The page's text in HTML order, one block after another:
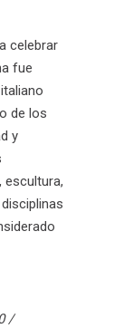
celebrar
fue
de los
y
escultura,